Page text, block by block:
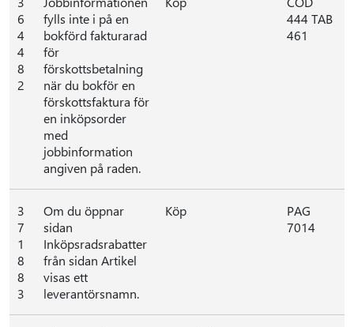
6
4
4
8
2
fylls inte i på en
bokförd fakturarad
för
förskottsbetalning
när du bokför en
förskottsfaktura för
en inköpsorder
med
jobbinformation
angiven på raden.
444 TAB
461
3
7
1
8
8
3
Om du öppnar
sidan
Inköpsradsrabatter
från sidan Artikel
visas ett
leverantörsnamn.
Köp
PAG
7014